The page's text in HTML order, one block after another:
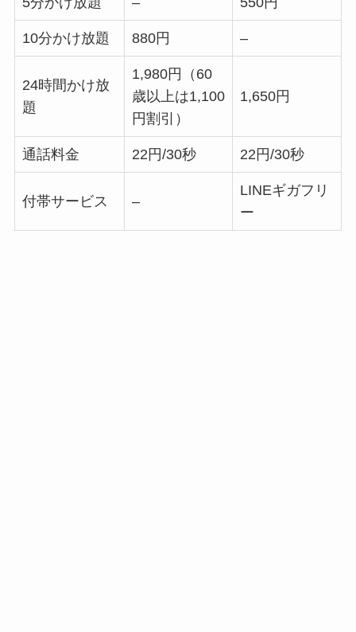
10分かけ放題 880円 –
24時間かけ放
題
1,980円（60
歳以上は1,100
円割引）
1,650円
通話料金 22円/30秒 22円/30秒
付帯サービス –
LINEギガフリ
ー